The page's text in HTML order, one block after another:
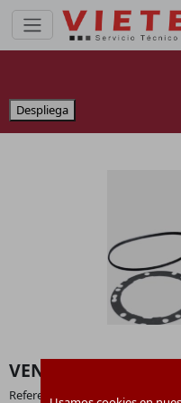
Despliega
VENTILADOR
Referencia: